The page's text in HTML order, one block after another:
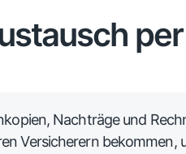
per
Nachträge und
Versicherern bekommen,